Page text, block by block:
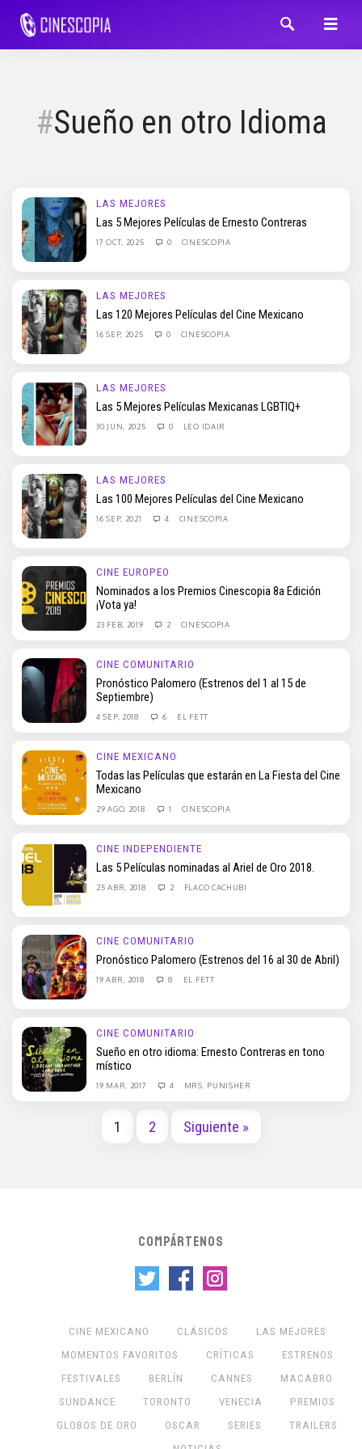
Sueño en otro Idioma
LAS MEJORES
Las 5 Mejores Películas de Ernesto Contreras
17 OCT, 2025 0 CINESCOPIA
LAS MEJORES
Las 120 Mejores Películas del Cine Mexicano
16 SEP, 2025 0 CINESCOPIA
LAS MEJORES
Las 5 Mejores Películas Mexicanas LGBTIQ+
30 JUN, 2025 0 LEO IDAIR
LAS MEJORES
Las 100 Mejores Películas del Cine Mexicano
16 SEP, 2021 4 CINESCOPIA
CINE EUROPEO
Nominados a los Premios Cinescopia 8a Edición
¡Vota ya!
23 FEB, 2019 2 CINESCOPIA
CINE COMUNITARIO
Pronóstico Palomero (Estrenos del 1 al 15 de
Septiembre)
4 SEP, 2018 6 EL FETT
CINE MEXICANO
Todas las Películas que estarán en La Fiesta del Cine
Mexicano
29 AGO, 2018 1 CINESCOPIA
CINE INDEPENDIENTE
Las 5 Películas nominadas al Ariel de Oro 2018.
25 ABR, 2018 2 FLACO CACHUBI
CINE COMUNITARIO
Pronóstico Palomero (Estrenos del 16 al 30 de Abril)
19 ABR, 2018 8 EL FETT
CINE COMUNITARIO
Sueño en otro idioma: Ernesto Contreras en tono
místico
19 MAR, 2017 4 MRS. PUNISHER
1 2 Siguiente »
COMPÁRTENOS
CINE MEXICANO CLÁSICOS
LAS MEJORES
MOMENTOS FAVORITOS
CRÍTICAS
ESTRENOS
FESTIVALES
BERLÍN CANNES
MACABRO
SUNDANCE
TORONTO VENECIA
PREMIOS
GLOBOS DE ORO
OSCAR SERIES
TRAILERS